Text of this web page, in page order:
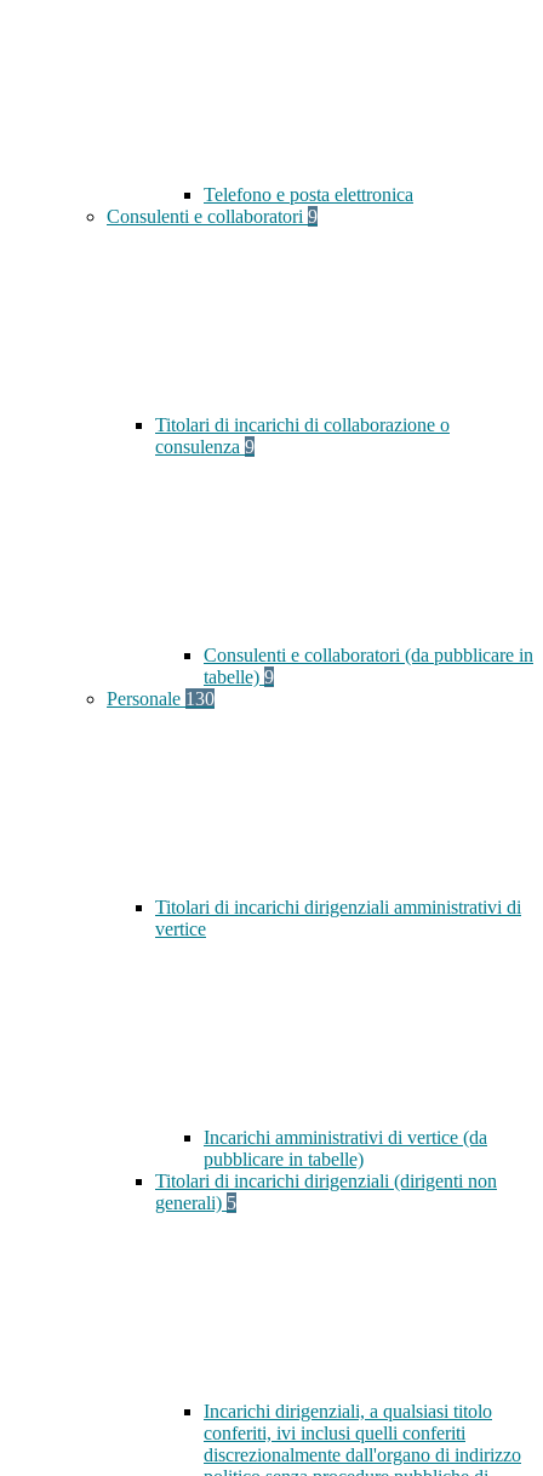
Telefono e posta elettronica
Consulenti e collaboratori 9
Titolari di incarichi di collaborazione o
consulenza 9
Consulenti e collaboratori (da pubblicare in
tabelle) 9
Personale 130
Titolari di incarichi dirigenziali amministrativi di
vertice
Incarichi amministrativi di vertice (da
pubblicare in tabelle)
Titolari di incarichi dirigenziali (dirigenti non
generali) 5
Incarichi dirigenziali, a qualsiasi titolo
conferiti, ivi inclusi quelli conferiti
discrezionalmente dall'organo di indirizzo